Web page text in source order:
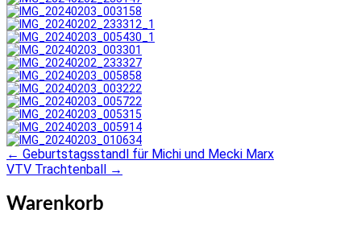
Post
navigation
← Geburtstagsstandl für Michi und Mecki Marx
VTV Trachtenball →
Warenkorb